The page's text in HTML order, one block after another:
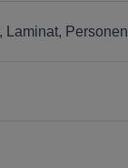
Laminat